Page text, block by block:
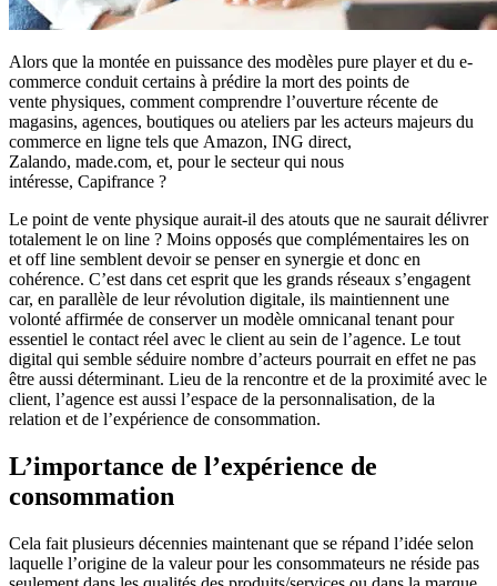
Alors que la montée en puissance des modèles pure player et du e-
commerce conduit certains à prédire la mort des points de
vente physiques, comment comprendre l’ouverture récente de
magasins, agences, boutiques ou ateliers par les acteurs majeurs du
commerce en ligne tels que Amazon, ING direct,
Zalando, made.com, et, pour le secteur qui nous
intéresse, Capifrance ?
Le point de vente physique aurait-il des atouts que ne saurait délivrer
totalement le on line ? Moins opposés que complémentaires les on
et off line semblent devoir se penser en synergie et donc en
cohérence. C’est dans cet esprit que les grands réseaux s’engagent
car, en parallèle de leur révolution digitale, ils maintiennent une
volonté affirmée de conserver un modèle omnicanal tenant pour
essentiel le contact réel avec le client au sein de l’agence. Le tout
digital qui semble séduire nombre d’acteurs pourrait en effet ne pas
être aussi déterminant. Lieu de la rencontre et de la proximité avec le
client, l’agence est aussi l’espace de la personnalisation, de la
relation et de l’expérience de consommation.
L’importance de l’expérience de
consommation
Cela fait plusieurs décennies maintenant que se répand l’idée selon
laquelle l’origine de la valeur pour les consommateurs ne réside pas